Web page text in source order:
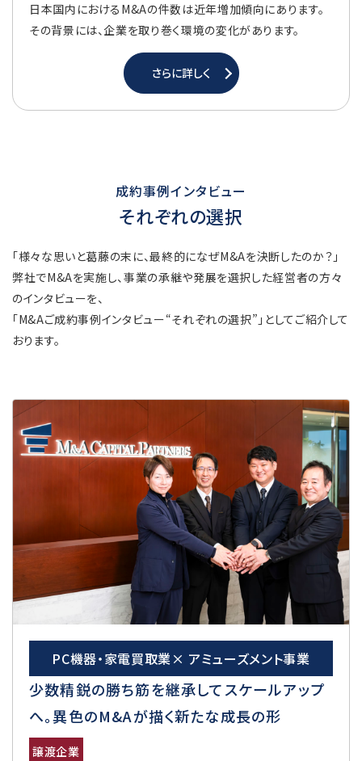
日本国内におけるM&Aの件数は近年増加傾向にあります。
その背景には、企業を取り巻く環境の変化があります。
さらに詳しく
成約事例インタビュー
それぞれの選択
「様々な思いと葛藤の末に、最終的になぜM&Aを決断したのか？」
弊社でM&Aを実施し、事業の承継や発展を選択した経営者の方々
のインタビューを、
「M&Aご成約事例インタビュー“それぞれの選択”」としてご紹介して
おります。
PC機器・家電買取業× アミューズメント事業
少数精鋭の勝ち筋を継承してスケールアップ
へ。異色のM&Aが描く新たな成長の形
譲渡企業